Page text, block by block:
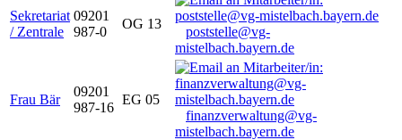
Sekretariat
/ Zentrale
09201
987-0
OG 13
poststelle@vg-
mistelbach.bayern.de
Frau Bär
09201
987-16
EG 05
finanzverwaltung@vg-
mistelbach.bayern.de